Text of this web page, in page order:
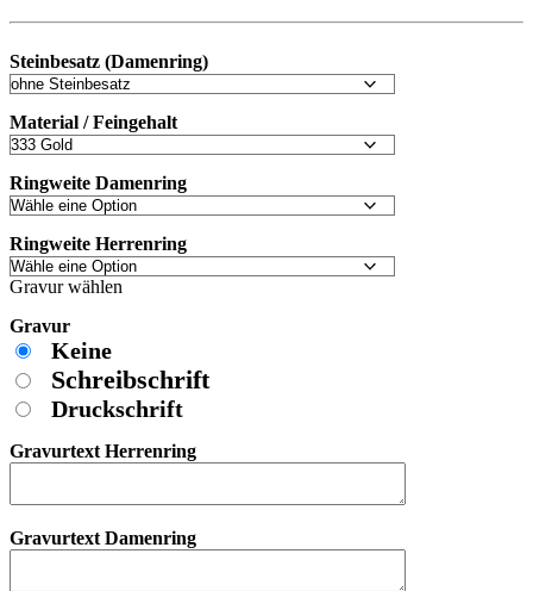
Steinbesatz (Damenring)
Material / Feingehalt
Ringweite Damenring
Ringweite Herrenring
Gravur wählen
Gravur
Keine
Schreibschrift
Druckschrift
Gravurtext Herrenring
Gravurtext Damenring